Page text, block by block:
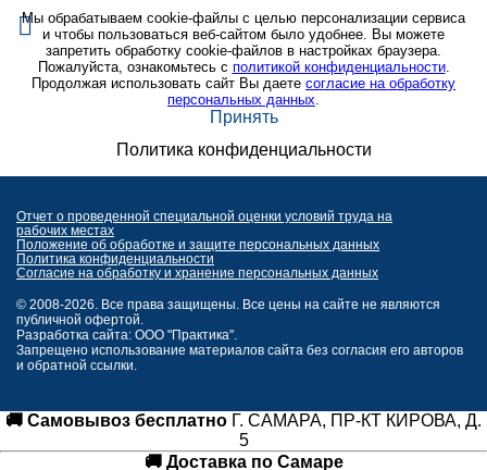
Мы обрабатываем cookie-файлы с целью персонализации сервиса
и чтобы пользоваться веб-сайтом было удобнее. Вы можете
запретить обработку cookie-файлов в настройках браузера.
Пожалуйста, ознакомьтесь с политикой конфиденциальности.
Продолжая использовать сайт Вы даете согласие на обработку
персональных данных.
Принять
Политика конфиденциальности
Отчет о проведенной специальной оценки условий труда на
рабочих местах
Положение об обработке и защите персональных данных
Политика конфиденциальности
Согласие на обработку и хранение персональных данных
© 2008-2026. Все права защищены. Все цены на сайте не являются
публичной офертой.
Разработка сайта: ООО "Практика".
Запрещено использование материалов сайта без согласия его авторов
и обратной ссылки.
🚚 Самовывоз бесплатно Г. САМАРА, ПР-КТ КИРОВА, Д.
5
🚚 Доставка по Самаре